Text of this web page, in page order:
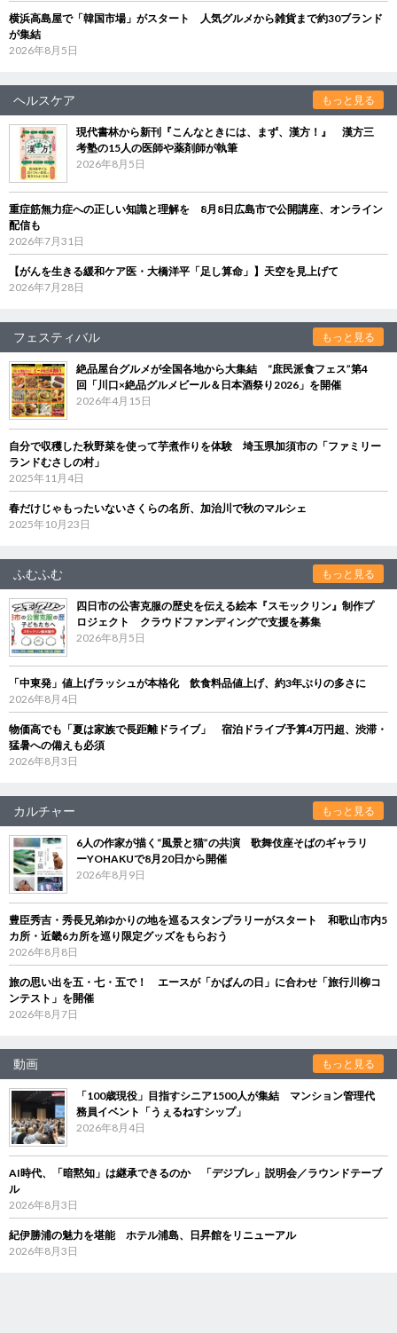
横浜高島屋で「韓国市場」がスタート 人気グルメから雑貨まで約30ブランド
が集結
2026年8月5日
ヘルスケア もっと見る
現代書林から新刊『こんなときには、まず、漢方！』 漢方三
考塾の15人の医師や薬剤師が執筆
2026年8月5日
重症筋無力症への正しい知識と理解を 8月8日広島市で公開講座、オンライン
配信も
2026年7月31日
【がんを生きる緩和ケア医・大橋洋平「足し算命」】天空を見上げて
2026年7月28日
フェスティバル もっと見る
絶品屋台グルメが全国各地から大集結 “庶民派食フェス”第4
回「川口×絶品グルメビール＆日本酒祭り2026」を開催
2026年4月15日
自分で収穫した秋野菜を使って芋煮作りを体験 埼玉県加須市の「ファミリー
ランドむさしの村」
2025年11月4日
春だけじゃもったいないさくらの名所、加治川で秋のマルシェ
2025年10月23日
ふむふむ もっと見る
四日市の公害克服の歴史を伝える絵本『スモックリン』制作プ
ロジェクト クラウドファンディングで支援を募集
2026年8月5日
「中東発」値上げラッシュが本格化 飲食料品値上げ、約3年ぶりの多さに
2026年8月4日
物価高でも「夏は家族で長距離ドライブ」 宿泊ドライブ予算4万円超、渋滞・
猛暑への備えも必須
2026年8月3日
カルチャー もっと見る
6人の作家が描く“風景と猫”の共演 歌舞伎座そばのギャラリ
ーYOHAKUで8月20日から開催
2026年8月9日
豊臣秀吉・秀長兄弟ゆかりの地を巡るスタンプラリーがスタート 和歌山市内5
カ所・近畿6カ所を巡り限定グッズをもらおう
2026年8月8日
旅の思い出を五・七・五で！ エースが「かばんの日」に合わせ「旅行川柳コ
ンテスト」を開催
2026年8月7日
動画 もっと見る
「100歳現役」目指すシニア1500人が集結 マンション管理代
務員イベント「うぇるねすシップ」
2026年8月4日
AI時代、「暗黙知」は継承できるのか 「デジブレ」説明会／ラウンドテーブ
ル
2026年8月3日
紀伊勝浦の魅力を堪能 ホテル浦島、日昇館をリニューアル
2026年8月3日